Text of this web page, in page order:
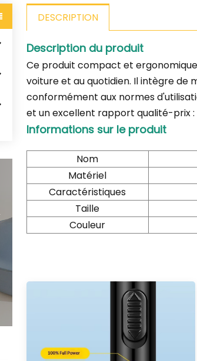
DESCRIPTION
Description du produit
Ce produit compact et
voiture et au quotidien. Il intègre
conformément aux normes
et un excellent rapport qualité-prix
Informations sur le produit
Nom
Matériel
Caractéristiques
Taille
Couleur